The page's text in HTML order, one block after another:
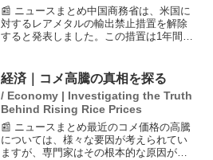
📰 ニュースまとめ中国商務省は、米国に
対するレアメタルの輸出禁止措置を解除
すると発表しました。この措置は1年間有
米中首脳会談の結果を受けたものであ
り、両国は今後10日に...
経済｜コメ高騰の真相を探る
/ Economy | Investigating the Truth
Behind Rising Rice Prices
📰 ニュースまとめ最近のコメ価格の高騰
については、様々な要因が考えられてい
ますが、専門家はその根本的な原因が